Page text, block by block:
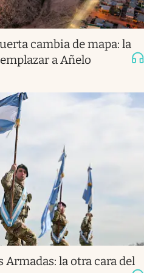
cambia de mapa: la
a Añelo
Armadas: la otra cara del